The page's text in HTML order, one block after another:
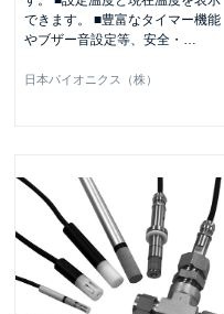
できます。 ■豊富なタイマー機能
やブザー音設定等、安全・ …
日本パイオニクス（株）